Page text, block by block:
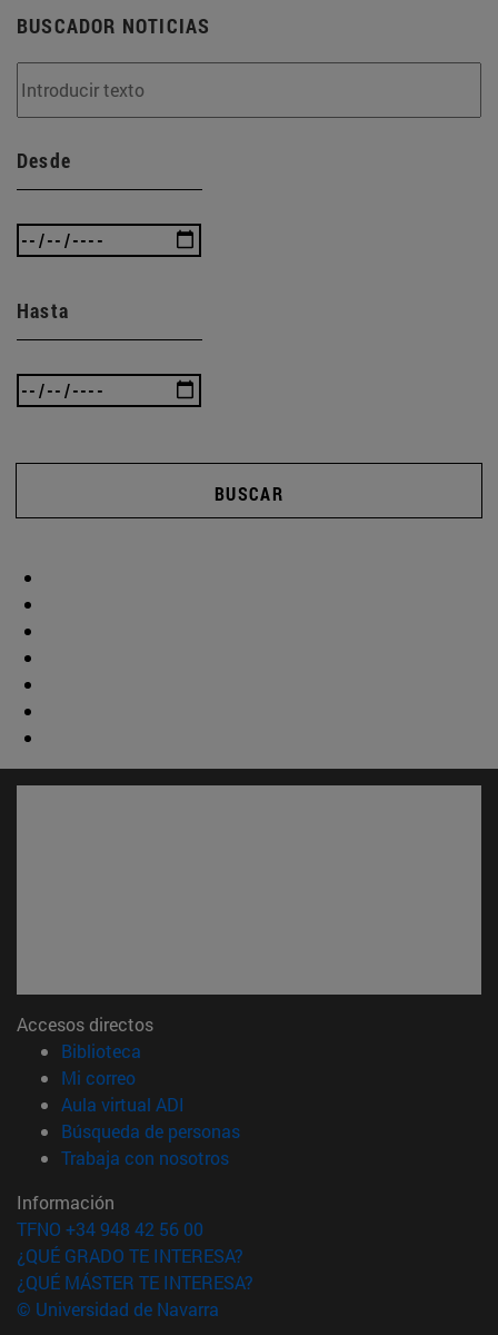
BUSCADOR NOTICIAS
Desde
Hasta
BUSCAR
Accesos directos
Biblioteca
Mi correo(abre en nueva ventana)
Aula virtual ADI
Búsqueda de personas(abre en nueva ventana)
Trabaja con nosotros(abre en nueva ventana)
Información
TFNO +34 948 42 56 00
¿QUÉ GRADO TE INTERESA?
¿QUÉ MÁSTER TE INTERESA?
© Universidad de Navarra